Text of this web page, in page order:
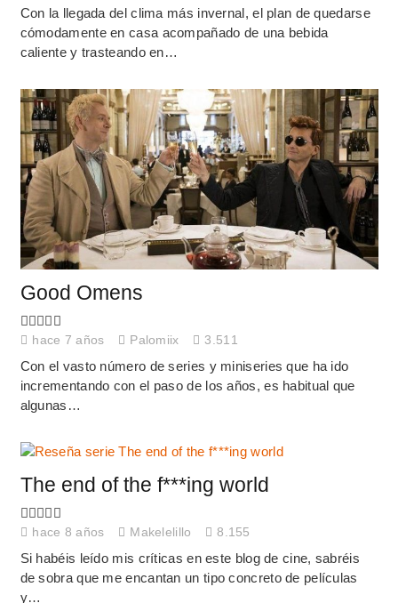
Con la llegada del clima más invernal, el plan de quedarse
cómodamente en casa acompañado de una bebida
caliente y trasteando en…
Good Omens
hace 7 años Palomiix 3.511
Con el vasto número de series y miniseries que ha ido
incrementando con el paso de los años, es habitual que
algunas…
The end of the f***ing world
hace 8 años Makelelillo 8.155
Si habéis leído mis críticas en este blog de cine, sabréis
de sobra que me encantan un tipo concreto de películas
y…